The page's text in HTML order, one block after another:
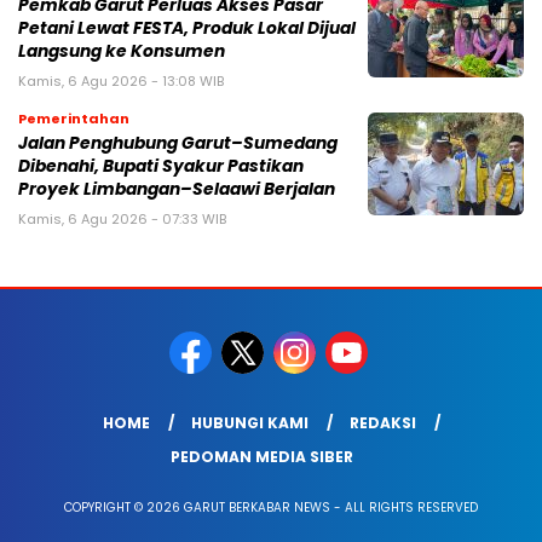
Pemkab Garut Perluas Akses Pasar
Petani Lewat FESTA, Produk Lokal Dijual
Langsung ke Konsumen
Kamis, 6 Agu 2026 - 13:08 WIB
Pemerintahan
Jalan Penghubung Garut–Sumedang
Dibenahi, Bupati Syakur Pastikan
Proyek Limbangan–Selaawi Berjalan
Kamis, 6 Agu 2026 - 07:33 WIB
HOME HUBUNGI KAMI
REDAKSI
PEDOMAN MEDIA SIBER
COPYRIGHT © 2026 GARUT BERKABAR NEWS - ALL RIGHTS RESERVED